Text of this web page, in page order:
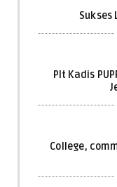
Sukses
Plt Kadis
College,